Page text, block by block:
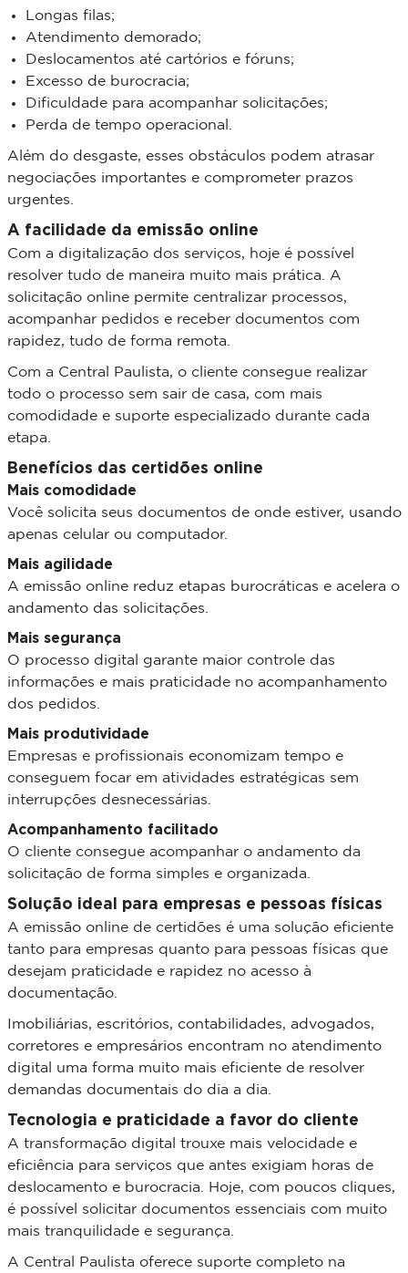
Longas filas;
Atendimento demorado;
Deslocamentos até cartórios e fóruns;
Excesso de burocracia;
Dificuldade para acompanhar solicitações;
Perda de tempo operacional.
Além do desgaste, esses obstáculos podem atrasar
negociações importantes e comprometer prazos
urgentes.
A facilidade da emissão online
Com a digitalização dos serviços, hoje é possível
resolver tudo de maneira muito mais prática. A
solicitação online permite centralizar processos,
acompanhar pedidos e receber documentos com
rapidez, tudo de forma remota.
Com a Central Paulista, o cliente consegue realizar
todo o processo sem sair de casa, com mais
comodidade e suporte especializado durante cada
etapa.
Benefícios das certidões online
Mais comodidade
Você solicita seus documentos de onde estiver, usando
apenas celular ou computador.
Mais agilidade
A emissão online reduz etapas burocráticas e acelera o
andamento das solicitações.
Mais segurança
O processo digital garante maior controle das
informações e mais praticidade no acompanhamento
dos pedidos.
Mais produtividade
Empresas e profissionais economizam tempo e
conseguem focar em atividades estratégicas sem
interrupções desnecessárias.
Acompanhamento facilitado
O cliente consegue acompanhar o andamento da
solicitação de forma simples e organizada.
Solução ideal para empresas e pessoas físicas
A emissão online de certidões é uma solução eficiente
tanto para empresas quanto para pessoas físicas que
desejam praticidade e rapidez no acesso à
documentação.
Imobiliárias, escritórios, contabilidades, advogados,
corretores e empresários encontram no atendimento
digital uma forma muito mais eficiente de resolver
demandas documentais do dia a dia.
Tecnologia e praticidade a favor do cliente
A transformação digital trouxe mais velocidade e
eficiência para serviços que antes exigiam horas de
deslocamento e burocracia. Hoje, com poucos cliques,
é possível solicitar documentos essenciais com muito
mais tranquilidade e segurança.
A Central Paulista oferece suporte completo na